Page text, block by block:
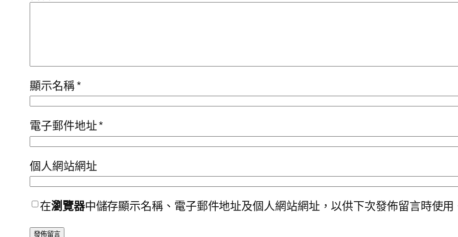
顯示名稱*
電子郵件地址*
個人網站網址
在瀏覽器中儲存顯示名稱、電子郵件地址及個人網站網址，以供下次發佈留言時使用